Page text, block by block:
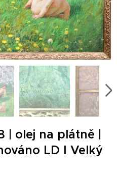
| olej na plátně |
LD I Velký